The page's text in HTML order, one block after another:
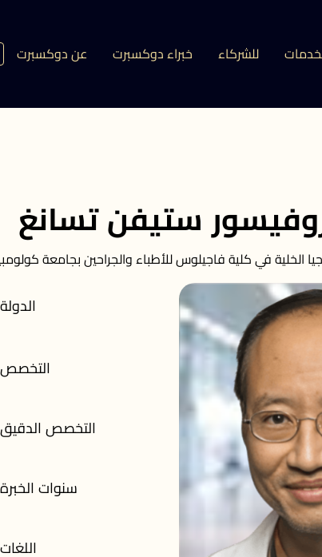
عن دوكسبرت خبراء دوكسبرت للشركاء
ستيفن تسانغ
الخلية في كلية فاجيلوس للأطباء والجراحين بجامعة
الدولة
التخصص
التخصص الدقيق
سنوات الخبرة
اللغات